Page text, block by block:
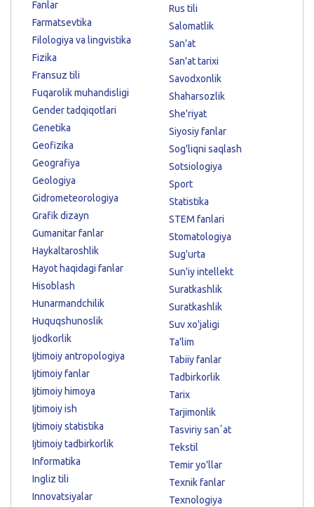
Fanlar
Farmatsevtika
Filologiya va lingvistika
Fizika
Fransuz tili
Fuqarolik muhandisligi
Gender tadqiqotlari
Genetika
Geofizika
Geografiya
Geologiya
Gidrometeorologiya
Grafik dizayn
Gumanitar fanlar
Haykaltaroshlik
Hayot haqidagi fanlar
Hisoblash
Hunarmandchilik
Huquqshunoslik
Ijodkorlik
Ijtimoiy antropologiya
Ijtimoiy fanlar
Ijtimoiy himoya
Ijtimoiy ish
Ijtimoiy statistika
Ijtimoiy tadbirkorlik
Informatika
Ingliz tili
Innovatsiyalar
Rus tili
Salomatlik
San'at
San'at tarixi
Savodxonlik
Shaharsozlik
She'riyat
Siyosiy fanlar
Sog'liqni saqlash
Sotsiologiya
Sport
Statistika
STEM fanlari
Stomatologiya
Sug'urta
Sun'iy intellekt
Suratkashlik
Suratkashlik
Suv xo'jaligi
Ta'lim
Tabiiy fanlar
Tadbirkorlik
Tarix
Tarjimonlik
Tasviriy sanʼat
Tekstil
Temir yo'llar
Texnik fanlar
Texnologiya